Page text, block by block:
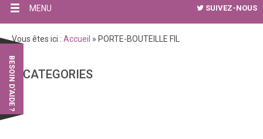
MENU SUIVEZ-NOUS
Vous êtes ici : Accueil » PORTE-BOUTEILLE FIL
CATEGORIES
BESOIN D'AIDE ?